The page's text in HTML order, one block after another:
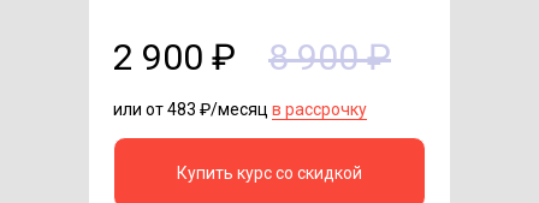
или от 483 ₽/месяц в рассрочку
8 900 ₽
2 900 ₽
Купить курс со скидкой